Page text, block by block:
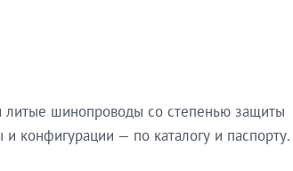
шинопроводы со степенью защиты
— по каталогу и паспорту.